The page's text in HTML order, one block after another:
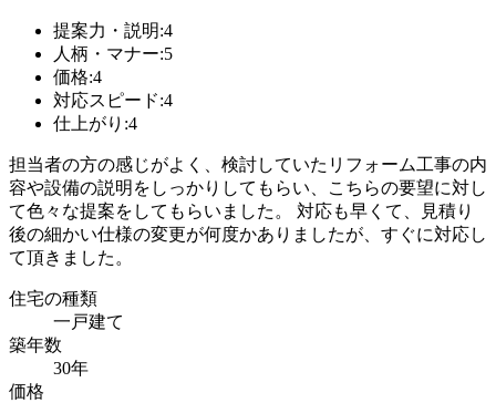
提案力・説明:4
人柄・マナー:5
価格:4
対応スピード:4
仕上がり:4
担当者の方の感じがよく、検討していたリフォーム工事の内
容や設備の説明をしっかりしてもらい、こちらの要望に対し
て色々な提案をしてもらいました。 対応も早くて、見積り
後の細かい仕様の変更が何度かありましたが、すぐに対応し
て頂きました。
住宅の種類
一戸建て
築年数
30年
価格